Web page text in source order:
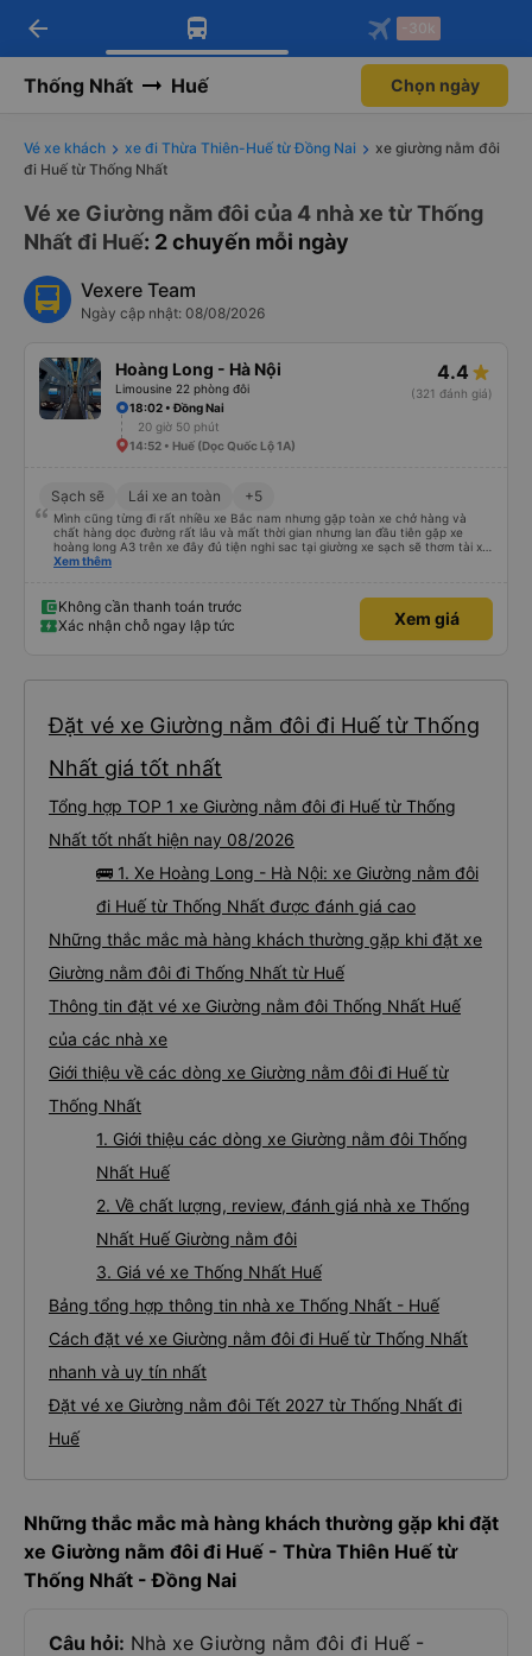
Tải app Vexere ngay!
Nhận ưu đãi thành viên độc
Mở app
Tải app Vexere
-30k/ghế khi đặt vé máy bay qua
Mở app
arrow_back -30k
Thống Nhất Huế Chọn ngày
Vé xe khách xe đi Thừa Thiên-Huế từ Đồng Nai
xe giường nằm đôi
đi Huế từ Thống Nhất
Vé xe Giường nằm đôi của 4 nhà xe từ Thống
Nhất đi Huế: 2 chuyến mỗi ngày
Vexere Team
Ngày cập nhật: 08/08/2026
Hoàng Long - Hà Nội
Limousine 22 phòng đôi
4.4
(321 đánh giá)
18:02 • Đồng Nai
20 giờ 50 phút
14:52 • Huế (Dọc Quốc Lộ 1A)
Sạch sẽ Lái xe an toàn +5
Mình cũng từng đi rất nhiều xe Bắc nam nhưng gặp toàn xe chở hàng và
chất hàng dọc đường rất lâu và mất thời gian nhưng lan đầu tiên gặp xe
hoàng long A3 trên xe đây đủ tiện nghi sac tại giường xe sạch sẽ thơm tài xế
lo xe thoải mái vui tính sẽ con ung hô nhe
Xem thêm
Không cần thanh toán trước
Xác nhận chỗ ngay lập tức
Xem giá
Đặt vé xe Giường nằm đôi đi Huế từ Thống
Nhất giá tốt nhất
Tổng hợp TOP 1 xe Giường nằm đôi đi Huế từ Thống
Nhất tốt nhất hiện nay 08/2026
🚌 1. Xe Hoàng Long - Hà Nội: xe Giường nằm đôi
đi Huế từ Thống Nhất được đánh giá cao
Những thắc mắc mà hàng khách thường gặp khi đặt xe
Giường nằm đôi đi Thống Nhất từ Huế
Thông tin đặt vé xe Giường nằm đôi Thống Nhất Huế
của các nhà xe
Giới thiệu về các dòng xe Giường nằm đôi đi Huế từ
Thống Nhất
1. Giới thiệu các dòng xe Giường nằm đôi Thống
Nhất Huế
2. Về chất lượng, review, đánh giá nhà xe Thống
Nhất Huế Giường nằm đôi
3. Giá vé xe Thống Nhất Huế
Bảng tổng hợp thông tin nhà xe Thống Nhất - Huế
Cách đặt vé xe Giường nằm đôi đi Huế từ Thống Nhất
nhanh và uy tín nhất
Đặt vé xe Giường nằm đôi Tết 2027 từ Thống Nhất đi
Huế
Những thắc mắc mà hàng khách thường gặp khi đặt
xe Giường nằm đôi đi Huế - Thừa Thiên Huế từ
Thống Nhất - Đồng Nai
Câu hỏi: Nhà xe Giường nằm đôi đi Huế -